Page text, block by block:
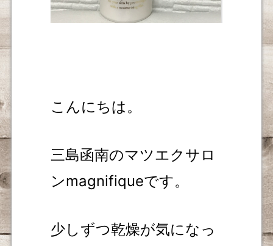
こんにちは。
三島函南のマツエクサロ
ンmagnifiqueです。
少しずつ乾燥が気になっ